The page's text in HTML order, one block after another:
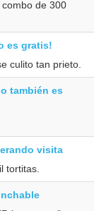
combo de 300
es gratis!
culito tan prieto.
también es
visita
tortitas.